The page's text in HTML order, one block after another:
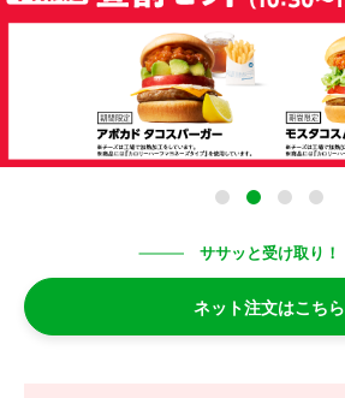
ササッと受け取り！
ネット注文はこちら